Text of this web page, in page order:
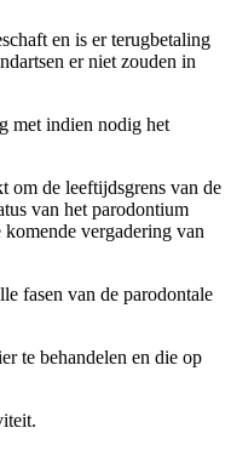
en is er terugbetaling
er niet zouden in
met indien nodig het
om de leeftijdsgrens van de
van het parodontium
vergadering van
fasen van de parodontale
te behandelen en die op